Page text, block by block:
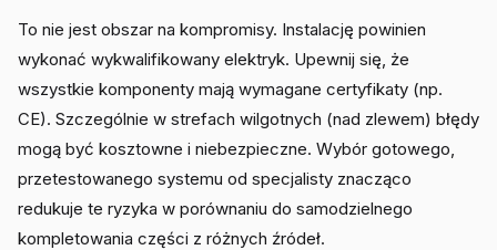
To nie jest obszar na kompromisy. Instalację powinien
wykonać wykwalifikowany elektryk. Upewnij się, że
wszystkie komponenty mają wymagane certyfikaty (np.
CE). Szczególnie w strefach wilgotnych (nad zlewem) błędy
mogą być kosztowne i niebezpieczne. Wybór gotowego,
przetestowanego systemu od specjalisty znacząco
redukuje te ryzyka w porównaniu do samodzielnego
kompletowania części z różnych źródeł.